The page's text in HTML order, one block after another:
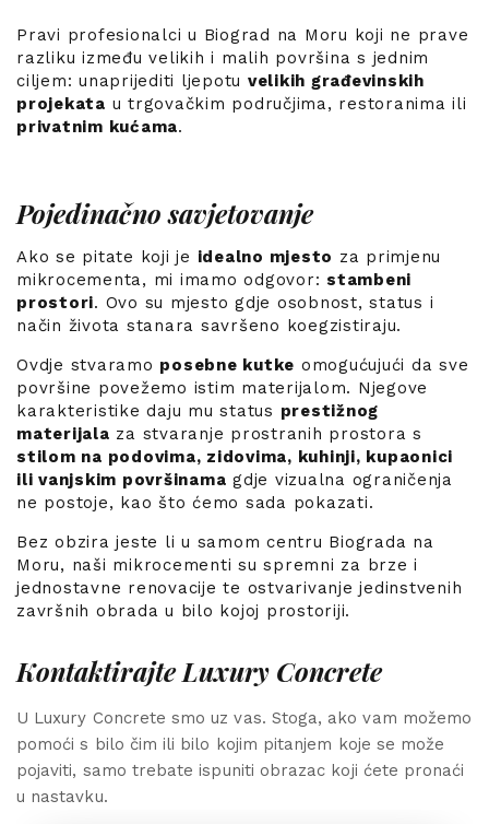
Pravi profesionalci u Biograd na Moru koji ne prave
razliku između velikih i malih površina s jednim
ciljem: unaprijediti ljepotu velikih građevinskih
projekata u trgovačkim područjima, restoranima ili
privatnim kućama.
Pojedinačno savjetovanje
Ako se pitate koji je idealno mjesto za primjenu
mikrocementa, mi imamo odgovor: stambeni
prostori. Ovo su mjesto gdje osobnost, status i
način života stanara savršeno koegzistiraju.
Ovdje stvaramo posebne kutke omogućujući da sve
površine povežemo istim materijalom. Njegove
karakteristike daju mu status prestižnog
materijala za stvaranje prostranih prostora s
stilom na podovima, zidovima, kuhinji, kupaonici
ili vanjskim površinama gdje vizualna ograničenja
ne postoje, kao što ćemo sada pokazati.
Bez obzira jeste li u samom centru Biograda na
Moru, naši mikrocementi su spremni za brze i
jednostavne renovacije te ostvarivanje jedinstvenih
završnih obrada u bilo kojoj prostoriji.
Kontaktirajte Luxury Concrete
U Luxury Concrete smo uz vas. Stoga, ako vam možemo
pomoći s bilo čim ili bilo kojim pitanjem koje se može
pojaviti, samo trebate ispuniti obrazac koji ćete pronaći
u nastavku.